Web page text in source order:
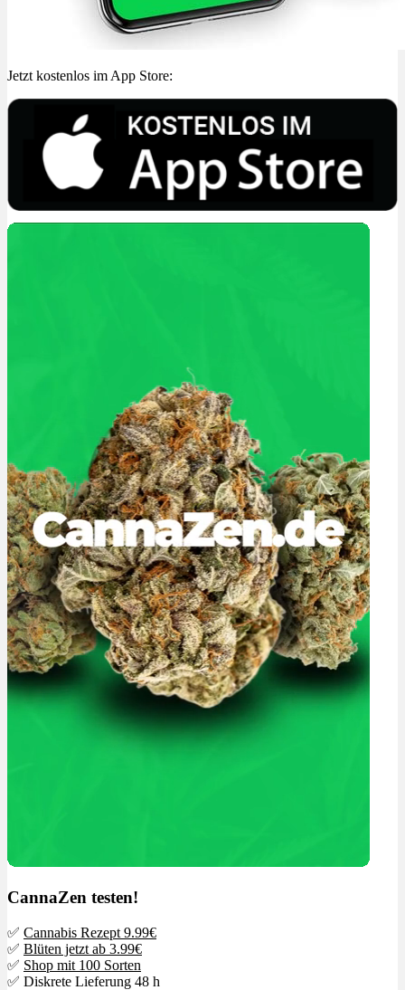
Jetzt kostenlos im App Store:
CannaZen testen!
✅ Cannabis Rezept 9.99€
✅ Blüten jetzt ab 3.99€
✅ Shop mit 100 Sorten
✅ Diskrete Lieferung 48 h